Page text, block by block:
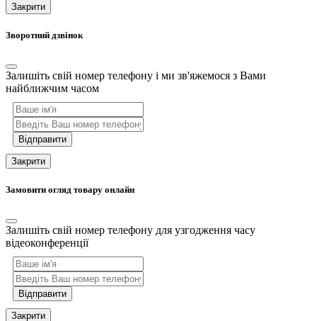
Закрити
Зворотний дзвінок
Залишіть свій номер телефону і ми зв'яжемося з Вами
найближчим часом
Відправити
Закрити
Замовити огляд товару онлайн
Залишіть свій номер телефону для узгодження часу
відеоконференції
Відправити
Закрити